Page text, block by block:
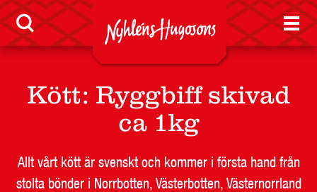
LEVERANTÖR
BUTIKSSIDA
RESTAURANG OCH STORHUSHÅLL
SKOLA
JOBB
Kött: Ryggbiff skivad
ca 1kg
Allt vårt kött är svenskt och kommer i första hand från
stolta bönder i Norrbotten, Västerbotten, Västernorrland